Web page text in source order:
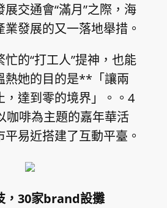
交通會“滿月”之際，海
發展的又一落地舉措。
的“打工人”提神，也能
熱她的目的是**「讓兩
，達到零的境界」。。4
咖啡為主題的嘉年華活
易近搭建了互動平臺。
，30家brand設攤